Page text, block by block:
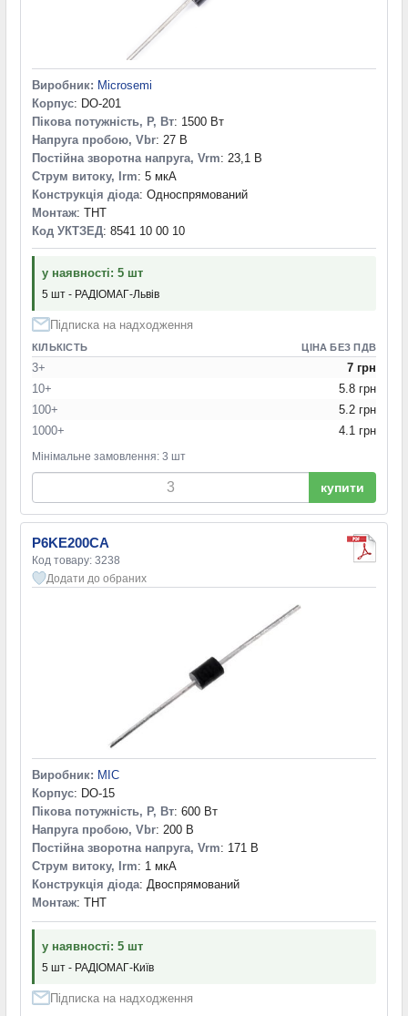
Виробник: Microsemi
Корпус: DO-201
Пікова потужність, P, Вт: 1500 Вт
Напруга пробою, Vbr: 27 В
Постійна зворотна напруга, Vrm: 23,1 В
Струм витоку, Irm: 5 мкА
Конструкція діода: Односпрямований
Монтаж: THT
Код УКТЗЕД: 8541 10 00 10
у наявності: 5 шт
5 шт - РАДІОМАГ-Львів
Підписка на надходження
КІЛЬКІСТЬ ЦІНА БЕЗ ПДВ
3+
7 грн
10+
5.8 грн
100+
5.2 грн
1000+
4.1 грн
Мінімальне замовлення: 3 шт
купити
P6KE200CA
Код товару: 3238
Додати до обраних
Виробник: MIC
Корпус: DO-15
Пікова потужність, P, Вт: 600 Вт
Напруга пробою, Vbr: 200 В
Постійна зворотна напруга, Vrm: 171 В
Струм витоку, Irm: 1 мкА
Конструкція діода: Двоспрямований
Монтаж: THT
у наявності: 5 шт
5 шт - РАДІОМАГ-Київ
Підписка на надходження